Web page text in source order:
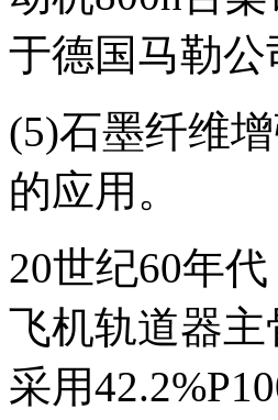
于德国马勒
(5)石墨纤维
的应用。
20世纪60年
飞机轨道器
采用